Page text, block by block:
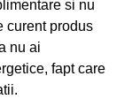
si nu
curent produs
nu ai
fapt care